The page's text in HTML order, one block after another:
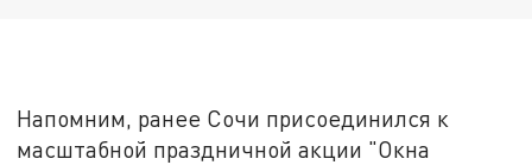
Напомним, ранее Сочи присоединился к
масштабной праздничной акции "Окна